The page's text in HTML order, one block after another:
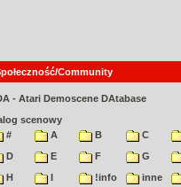
Community
- Atari Demoscene DAtabase
scenowy
#
A B C
D
E F G
H
I !info inne